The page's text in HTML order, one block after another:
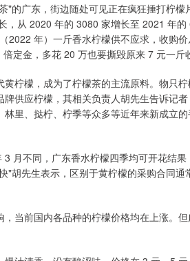
"的广东，街边随处可见正在疯狂捶打柠
，从 2020 年的 3080 家增长至 2021 年
2022 年）一斤香水柠檬供不应求，收购
定金，多花 20 万也要撕毁原来 7 元一斤
柠檬，成为了柠檬茶的主流原料。物只
供应柠檬，其相关负责人胡先生告诉记
里、挞柠、柠季等众多等近年来新成立
月不同，广东香水柠檬四季均可开花结
"胡先生表示，区别于黄柠檬的采购合同
当前国内各品种的柠檬价格均在上涨。